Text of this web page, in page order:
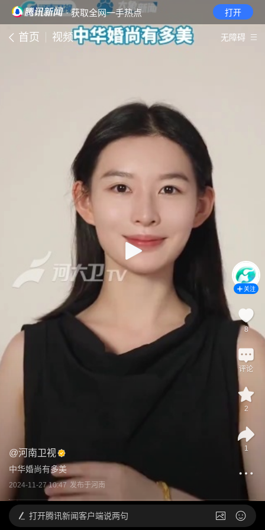
· 获取全网一手热点 打开
首页 视频 无障碍
@河南卫视
中华婚尚有多美
2024-11-27 10:47 发布于河南
关注
8
评论
2
1
打开腾讯新闻客户端说两句